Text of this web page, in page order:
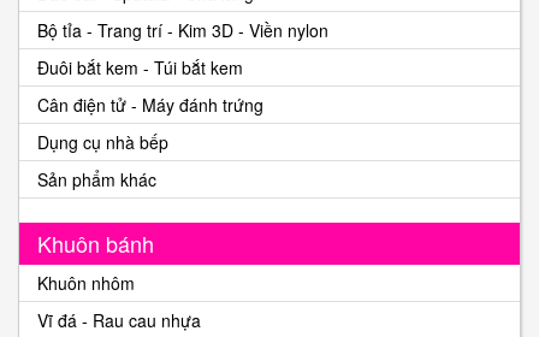
Bộ tỉa - Trang trí - Kim 3D - Viền nylon
Đuôi bắt kem - Túi bắt kem
Cân điện tử - Máy đánh trứng
Dụng cụ nhà bếp
Sản phẩm khác
Khuôn bánh
Khuôn nhôm
Vĩ đá - Rau cau nhựa